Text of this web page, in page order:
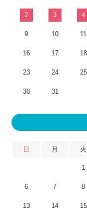
2 3 4
9 10 11
16 17 18
23 24 25
30 31
日 月 火
1
6 7 8
13 14 15